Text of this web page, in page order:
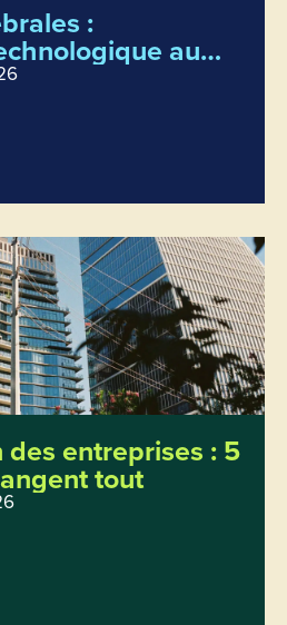
:
au
en charge
entreprises : 5
tout